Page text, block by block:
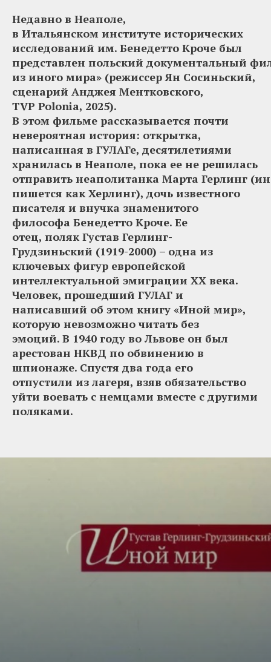
Недавно в Неаполе,
в Итальянском институте исторических
исследований им. Бенедетто Кроче был
представлен польский документальный
из иного мира» (режиссер Ян Сосиньский,
сценарий Анджея Ментковского,
TVP Polonia, 2025).
В этом фильме рассказывается почти
невероятная история: открытка,
написанная в ГУЛАГе, десятилетиями
хранилась в Неаполе, пока ее не решилась
отправить неаполитанка Марта Герлинг
пишется как Херлинг), дочь известного
писателя и внучка знаменитого
философа Бенедетто Кроче. Ее
отец, поляк Густав Герлинг-
Грудзиньский (1919-2000) – одна из
ключевых фигур европейской
интеллектуальной эмиграции XX века.
Человек, прошедший ГУЛАГ и
написавший об этом книгу «Иной мир»,
которую невозможно читать без
эмоций. В 1940 году во Львове он был
арестован НКВД по обвинению в
шпионаже. Спустя два года его
отпустили из лагеря, взяв обязательство
уйти воевать с немцами вместе с другими
поляками.